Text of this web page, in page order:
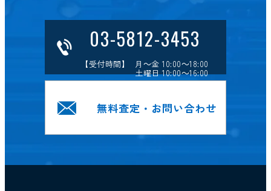
03-5812-3453
【受付時間】 月～金 10:00～18:00
土曜日 10:00～16:00
無料査定・お問い合わせ